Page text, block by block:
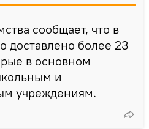
сообщает, что в
доставлено более 23
в основном
и
учреждениям.